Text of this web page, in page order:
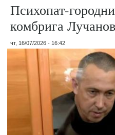
Психопат-
комбрига
чт, 16/07/2026 - 16:42